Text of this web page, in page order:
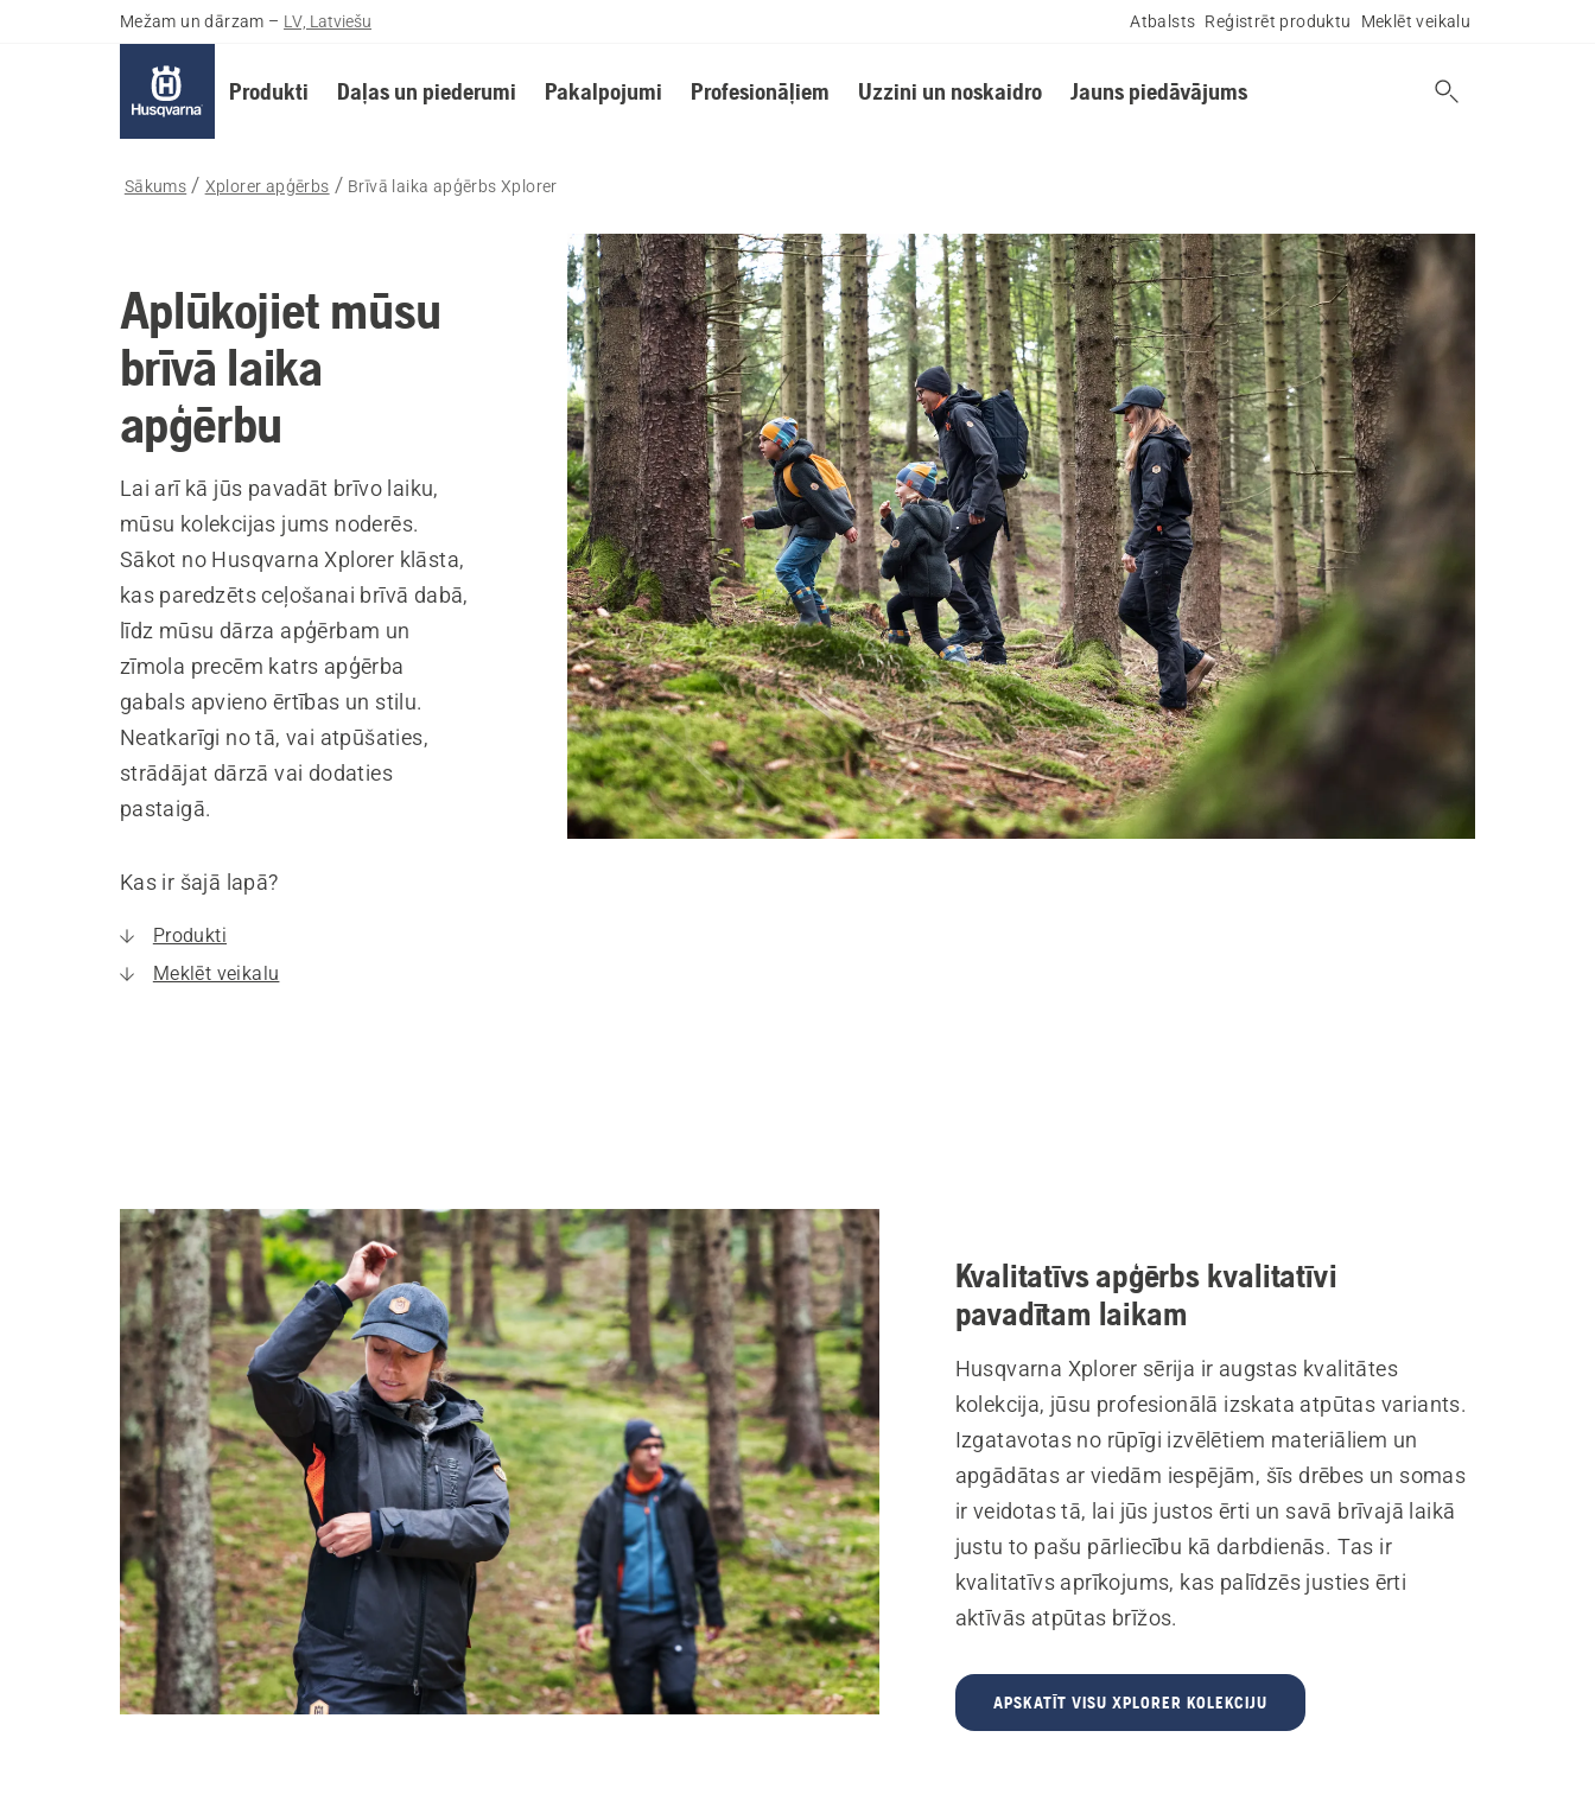
Mežam un dārzam – LV, Latviešu Atbalsts Reģistrēt produktu Meklēt veikalu
Produkti Daļas un piederumi Pakalpojumi Profesionāļiem Uzzini un noskaidro Jauns piedāvājums
Sākums Xplorer apģērbs Brīvā laika apģērbs Xplorer
Aplūkojiet mūsu
brīvā laika
apģērbu
Lai arī kā jūs pavadāt brīvo laiku,
mūsu kolekcijas jums noderēs.
Sākot no Husqvarna Xplorer klāsta,
kas paredzēts ceļošanai brīvā dabā,
līdz mūsu dārza apģērbam un
zīmola precēm katrs apģērba
gabals apvieno ērtības un stilu.
Neatkarīgi no tā, vai atpūšaties,
strādājat dārzā vai dodaties
pastaigā.
Kas ir šajā lapā?
Produkti
Meklēt veikalu
Kvalitatīvs apģērbs kvalitatīvi
pavadītam laikam
Husqvarna Xplorer sērija ir augstas kvalitātes
kolekcija, jūsu profesionālā izskata atpūtas variants.
Izgatavotas no rūpīgi izvēlētiem materiāliem un
apgādātas ar viedām iespējām, šīs drēbes un somas
ir veidotas tā, lai jūs justos ērti un savā brīvajā laikā
justu to pašu pārliecību kā darbdienās. Tas ir
kvalitatīvs aprīkojums, kas palīdzēs justies ērti
aktīvās atpūtas brīžos.
APSKATĪT VISU XPLORER KOLEKCIJU